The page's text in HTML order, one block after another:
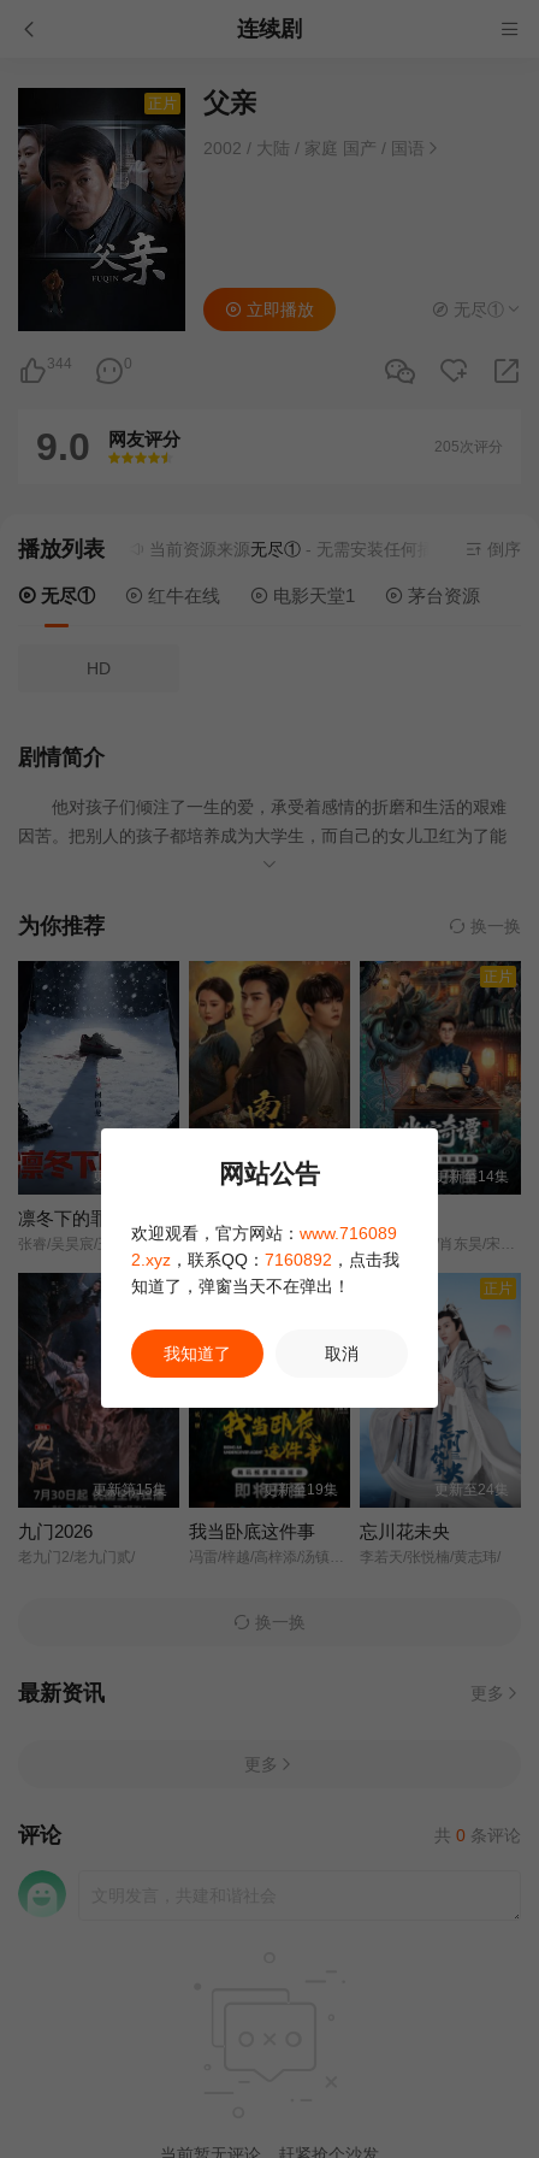
连续剧
正片 父亲
2002 / 大陆 / 家庭 国产 / 国语
344 0
立即播放 无尽①
9.0 网友评分
很差
较差还行推荐力荐
205次评分
播放列表 当前资源来源无尽①- 无需安装任何插件 倒序
无尽① 红牛在线 电影天堂1 茅台资源
HD
剧情简介
他对孩子们倾注了一生的爱，承受着感情的折磨和生活的艰难
因苦。把别人的孩子都培养成为大学生，而自己的女儿卫红为了能
让上海知青的弃婴申申考上大学，委屈地成为了一名工人，而且面
父亲用自己高尚的道德品格感染着社会，用亲情温暖着孩子们孤独
远；父亲是一棵参天的大树，用他浓密而高挺的树枝，为孩子挡阴
遮阳，送来亲情的慰藉；父亲是宽广的土地，散播着希望的种子，
收获着泥土的惆怅。父亲是长年不停的老水车，四季唱着古老的歌
谣，日复一日，年复一年，父亲是一本教科书，传诵着做人的道理
和生活的内涵；父亲是一把黄土，埋葬着悲欢，在黑夜孤寂时呐
喊；父亲是一支火苗，为了孩子们点燃生命的光环，是自己生命全
部的奉献，父爱无边，世上没有任何爱能够超载父爱，父爱无边，
忠孝何能两全？情深似海，又该当何报还？父亲的沧桑，或许我们
可以从电视剧《父亲》中找到答案。
为你推荐 换一换
更新至16集
凛冬下的罪恶
张睿/吴昊宸/王大奇/孙之鸿/洪冰瑶/肖涵/嘉泽/李蒲赫/左腾云/何磊/王心嫚/李繁/苏宥辰/刘佳萌/洪爽/刘亭希/窦新豪/刘伟峰/刘朔豪/徐章/
更新至12集
张景昀/赵奂然/吉舒亦/
正片
更新至14集
朱娅/应灏铭/肖东昊/宋未央/
正片
更新第15集
九门2026
老九门2/老九门贰/
正片
更新至19集
我当卧底这件事
正片
更新至24集
忘川花未央
李若天/张悦楠/黄志玮/
换一换
最新资讯 更多
更多
评论 共 0 条评论
当前暂无评论，赶紧抢个沙发
网站公告
欢迎观看，官方网站： www.716089
2.xyz ，联系QQ： 7160892 ，点击我
知道了，弹窗当天不在弹出！
我知道了 取消